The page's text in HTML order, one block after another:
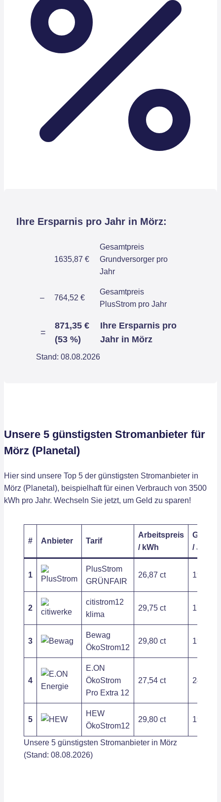
Ihre Ersparnis pro Jahr in Mörz:
1635,87 €
Gesamtpreis
Grundversorger pro
Jahr
– 764,52 €
Gesamtpreis
PlusStrom pro Jahr
=
871,35 €
(53 %)
Ihre Ersparnis pro
Jahr in Mörz
Stand: 08.08.2026
Unsere 5 günstigsten Stromanbieter für
Mörz (Planetal)
Hier sind unsere Top 5 der günstigsten Stromanbieter in
Mörz (Planetal), beispielhaft für einen Verbrauch von 3500
kWh pro Jahr. Wechseln Sie jetzt, um Geld zu sparen!
# Anbieter Tarif
Arbeitspreis
/ kWh
/ Jahr
1
PlusStrom
GRÜNFAIR
26,87 ct 194,28
2
citistrom12
klima
29,75 ct 178,50
3
Bewag
ÖkoStrom12
29,80 ct 190,80
4
E.ON
ÖkoStrom
Pro Extra 12
27,54 ct 240,96
5
HEW
ÖkoStrom12
29,80 ct 190,80
Unsere 5 günstigsten Stromanbieter in Mörz
(Stand: 08.08.2026)